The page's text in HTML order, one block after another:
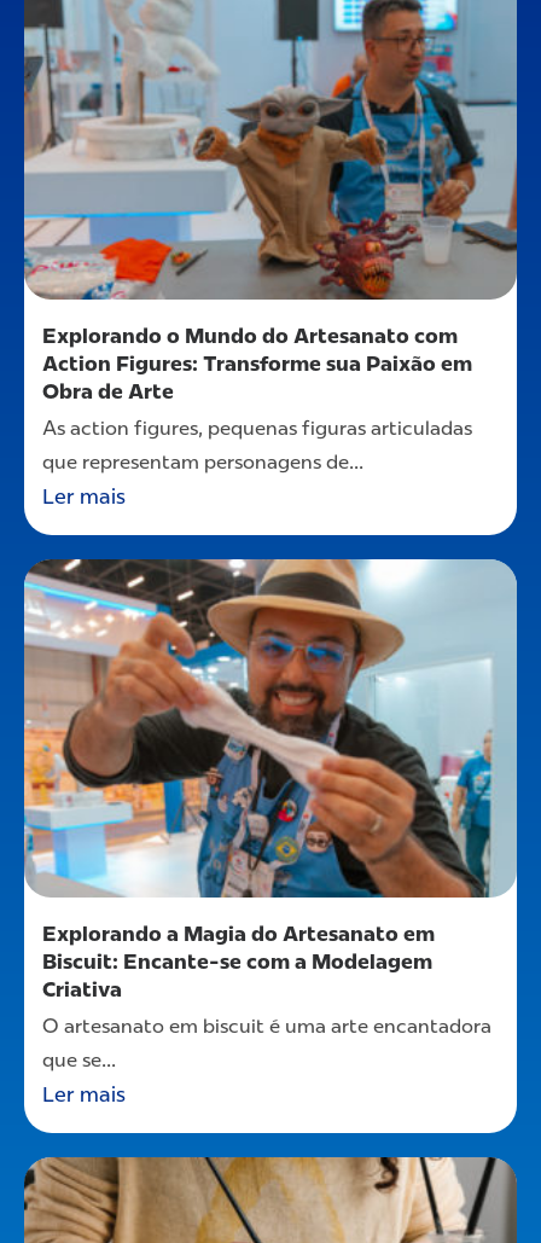
Explorando o Mundo do Artesanato com
Action Figures: Transforme sua Paixão em
Obra de Arte
As action figures, pequenas figuras articuladas
que representam personagens de...
Ler mais
Explorando a Magia do Artesanato em
Biscuit: Encante-se com a Modelagem
Criativa
O artesanato em biscuit é uma arte encantadora
que se...
Ler mais